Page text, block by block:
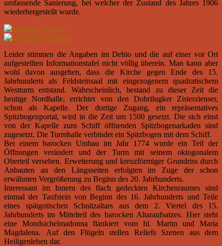
umfassende Sanierung, bei welcher der Zustand des Jahres 1906
wiederhergestellt wurde.
Leider stimmen die Angaben im Dehio und die auf einer vor Ort
aufgestellten Informationstafel nicht völlig überein. Man kann aber
wohl davon ausgehen, dass die Kirche gegen Ende des 15.
Jahrhunderts als Feldsteinsaal mit eingezogenem quadratischem
Westturm entstand. Wahrscheinlich, bestand zu dieser Zeit die
heutige Nordhalle, errichtet von den Dobrilugker Zisterzienser,
schon als Kapelle. Der dortige Zugang, ein repräsentatives
Spitzbogenportal, wird in die Zeit um 1500 gesetzt. Die sich einst
von der Kapelle zum Schiff öffnenden Spitzbogenarkaden sind
zugesetzt. Die Turmhalle verbindet ein Spitzbogen mit dem Schiff.
Bei einem barocken Umbau im Jahr 1774 wurde ein Teil der
Öffnungen verändert und der Turm mit seinem oktogonalem
Oberteil versehen. Erweiterung und kreuzförmiger Grundriss durch
Anbauten an den Längsseiten erfolgten im Zuge der schon
erwähnten Vergrößerung zu Beginn des 20. Jahrhunderts.
Interessant im Innern des flach gedeckten Kirchenraumes sind
einmal der Taufstein von Beginn des 16. Jahrhunderts und Teile
eines spätgotischen Schnitzaltars aus dem 2. Viertel des 15.
Jahrhunderts im Mittelteil des barocken Altaraufsatzes. Hier steht
eine Mondsichelmadonna flankiert vom hl. Martin und Maria
Magdalena. Auf den Flügeln stellen Reliefs Szenen aus dem
Heiligenleben dar.